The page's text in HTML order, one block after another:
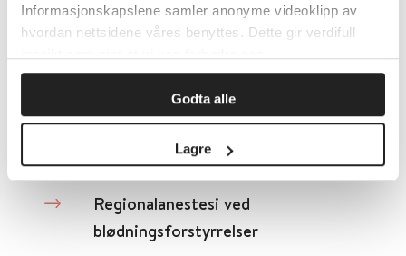
Informasjonskapslene samler anonyme videoklipp av
hvordan nettsidene våres benyttes. Dette gir verdifull
Godta alle
Lagre
Rettsikkerhet ved tvang - brosjyre
fra Helsedirektoratet
Regionalanestesi ved
blødningsforstyrrelser